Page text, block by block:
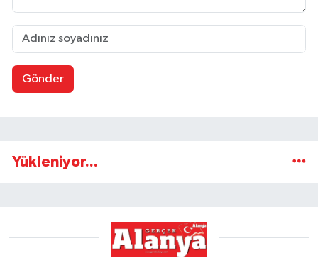
Gönder
Yükleniyor...